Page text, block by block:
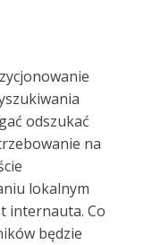
odszukać
na
lokalnym
internauta. Co
będzie